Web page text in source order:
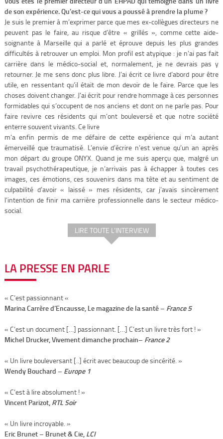
de son expérience. Qu’est-ce qui vous a poussé à prendre la plume ?
Je suis le premier à m’exprimer parce que mes ex-collègues directeurs ne
peuvent pas le faire, au risque d’être « grillés », comme cette aide-
soignante à Marseille qui a parlé et éprouve depuis les plus grandes
difficultés à retrouver un emploi. Mon profil est atypique : je n’ai pas fait
carrière dans le médico-social et, normalement, je ne devrais pas y
retourner. Je me sens donc plus libre. J’ai écrit ce livre d’abord pour être
utile, en ressentant qu’il était de mon devoir de le faire. Parce que les
choses doivent changer. J’ai écrit pour rendre hommage à ces personnes
formidables qui s’occupent de nos anciens et dont on ne parle pas. Pour
faire revivre ces résidents qui m’ont bouleversé et que notre société
enterre souvent vivants. Ce livre
m’a enfin permis de me défaire de cette expérience qui m’a autant
émerveillé que traumatisé. L’envie d’écrire n’est venue qu’un an après
mon départ du groupe ONYX. Quand je me suis aperçu que, malgré un
travail psychothérapeutique, je n’arrivais pas à échapper à toutes ces
images, ces émotions, ces souvenirs dans ma tête et au sentiment de
culpabilité d’avoir « laissé » mes résidents, car j’avais sincèrement
l’intention de finir ma carrière professionnelle dans le secteur médico-
social.
LIRE TOUTE L’INTERVIEW
LA PRESSE EN PARLE
« C’est passionnant «
Marina Carrère d’Encausse, Le magazine de la santé – France 5
« C’est un document […] passionnant. […] C’est un livre très fort ! »
Michel Drucker, Vivement dimanche prochain– France 2
« Un livre bouleversant [..] écrit avec beaucoup de sincérité. »
Wendy Bouchard – Europe 1
« C’est à lire absolument ! »
Vincent Parizot, RTL Soir
« Un livre incroyable. »
Eric Brunet – Brunet & Cie, LCI